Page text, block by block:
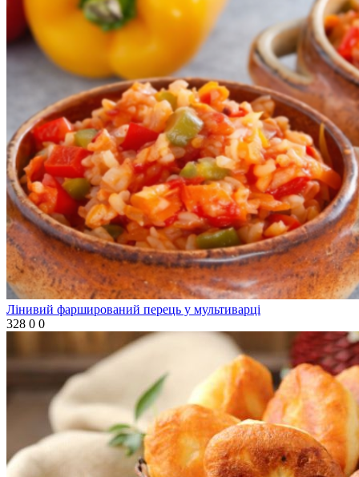
Лінивий фарширований перець у мультиварці
328 0 0